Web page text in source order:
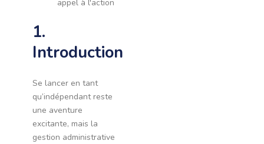
appel à l'action
1.
Introduction
Se lancer en tant
qu’indépendant reste
une aventure
excitante, mais la
gestion administrative